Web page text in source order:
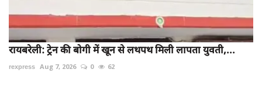
रायबरेली: ट्रेन की बोगी में खून से लथपथ मिली लापता युवती,...
rexpress Aug 7, 2026 0 62